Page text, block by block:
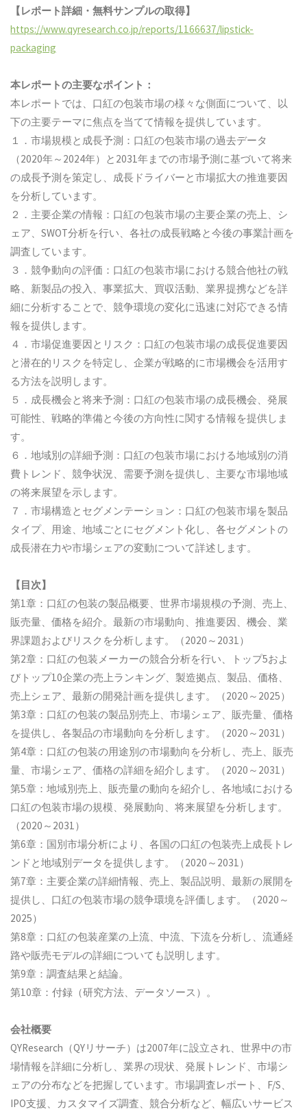
【レポート詳細・無料サンプルの取得】
https://www.qyresearch.co.jp/reports/1166637/lipstick-
packaging
本レポートの主要なポイント：
本レポートでは、口紅の包装市場の様々な側面について、以
下の主要テーマに焦点を当てて情報を提供しています。
１．市場規模と成長予測：口紅の包装市場の過去データ
（2020年～2024年）と2031年までの市場予測に基づいて将来
の成長予測を策定し、成長ドライバーと市場拡大の推進要因
を分析しています。
２．主要企業の情報：口紅の包装市場の主要企業の売上、シ
ェア、SWOT分析を行い、各社の成長戦略と今後の事業計画を
調査しています。
３．競争動向の評価：口紅の包装市場における競合他社の戦
略、新製品の投入、事業拡大、買収活動、業界提携などを詳
細に分析することで、競争環境の変化に迅速に対応できる情
報を提供します。
４．市場促進要因とリスク：口紅の包装市場の成長促進要因
と潜在的リスクを特定し、企業が戦略的に市場機会を活用す
る方法を説明します。
５．成長機会と将来予測：口紅の包装市場の成長機会、発展
可能性、戦略的準備と今後の方向性に関する情報を提供しま
す。
６．地域別の詳細予測：口紅の包装市場における地域別の消
費トレンド、競争状況、需要予測を提供し、主要な市場地域
の将来展望を示します。
７．市場構造とセグメンテーション：口紅の包装市場を製品
タイプ、用途、地域ごとにセグメント化し、各セグメントの
成長潜在力や市場シェアの変動について詳述します。
【目次】
第1章：口紅の包装の製品概要、世界市場規模の予測、売上、
販売量、価格を紹介。最新の市場動向、推進要因、機会、業
界課題およびリスクを分析します。（2020～2031）
第2章：口紅の包装メーカーの競合分析を行い、トップ5およ
びトップ10企業の売上ランキング、製造拠点、製品、価格、
売上シェア、最新の開発計画を提供します。（2020～2025）
第3章：口紅の包装の製品別売上、市場シェア、販売量、価格
を提供し、各製品の市場動向を分析します。（2020～2031）
第4章：口紅の包装の用途別の市場動向を分析し、売上、販売
量、市場シェア、価格の詳細を紹介します。（2020～2031）
第5章：地域別売上、販売量の動向を紹介し、各地域における
口紅の包装市場の規模、発展動向、将来展望を分析します。
（2020～2031）
第6章：国別市場分析により、各国の口紅の包装売上成長トレ
ンドと地域別データを提供します。（2020～2031）
第7章：主要企業の詳細情報、売上、製品説明、最新の展開を
提供し、口紅の包装市場の競争環境を評価します。（2020～
2025）
第8章：口紅の包装産業の上流、中流、下流を分析し、流通経
路や販売モデルの詳細についても説明します。
第9章：調査結果と結論。
第10章：付録（研究方法、データソース）。
会社概要
QYResearch（QYリサーチ）は2007年に設立され、世界中の市
場情報を詳細に分析し、業界の現状、発展トレンド、市場シ
ェアの分布などを把握しています。市場調査レポート、F/S、
IPO支援、カスタマイズ調査、競合分析など、幅広いサービス